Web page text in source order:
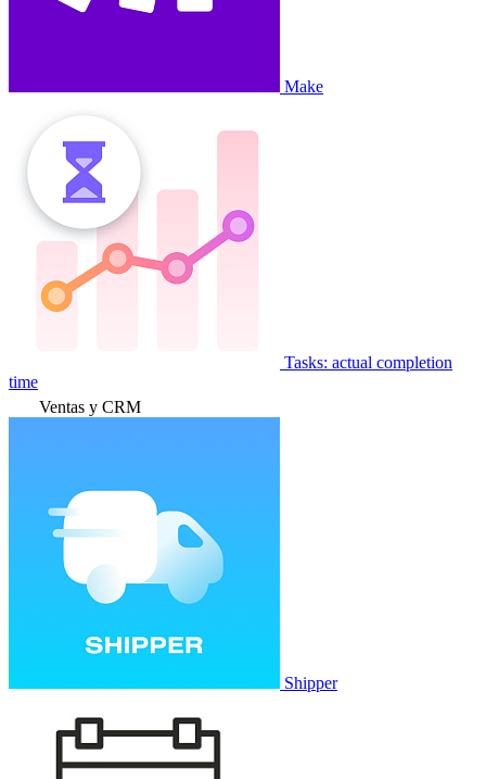
Make
Tasks: actual completion
time
Ventas y CRM
Shipper